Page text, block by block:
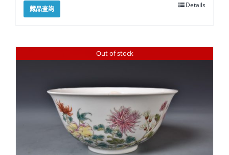
藏品查詢 Details
Out of stock